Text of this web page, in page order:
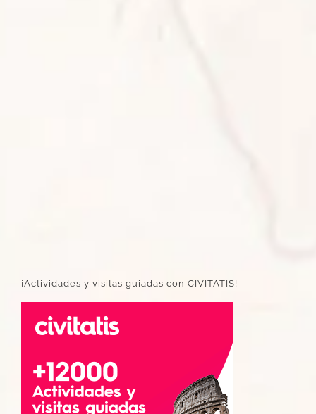
¡Actividades y visitas guiadas con CIVITATIS!